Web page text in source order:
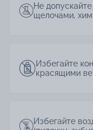
Не
щелочами,
Избегайте
красящими
Избегайте